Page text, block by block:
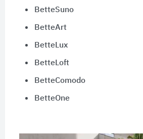
BetteSuno
BetteArt
BetteLux
BetteLoft
BetteComodo
BetteOne